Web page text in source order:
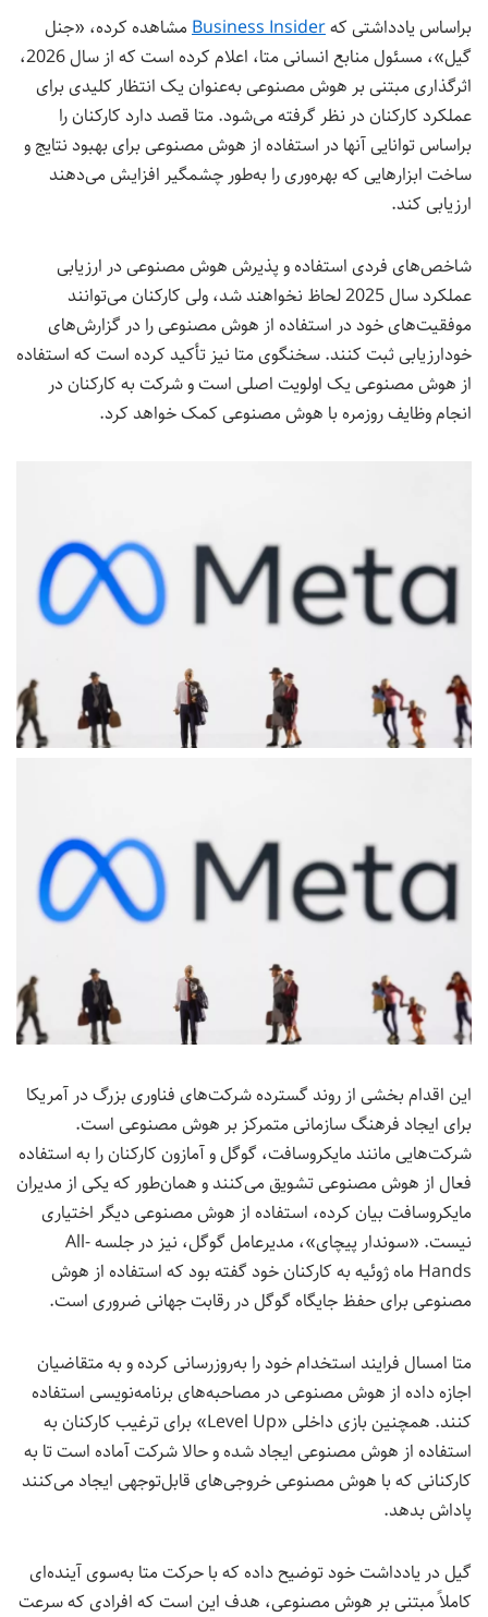
براساس یادداشتی کهBusiness Insider مشاهده کرده، «جنل
گیل»، مسئول منابع انسانی متا، اعلام کرده است که از سال 2026،
اثرگذاری مبتنی بر هوش مصنوعی به‌عنوان یک انتظار کلیدی برای
عملکرد کارکنان در نظر گرفته می‌شود. متا قصد دارد کارکنان را
براساس توانایی آنها در استفاده از هوش مصنوعی برای بهبود نتایج و
ساخت ابزارهایی که بهره‌وری را به‌طور چشمگیر افزایش می‌دهند
ارزیابی کند.
شاخص‌های فردی استفاده و پذیرش هوش مصنوعی در ارزیابی
عملکرد سال 2025 لحاظ نخواهند شد، ولی کارکنان می‌توانند
موفقیت‌های خود در استفاده از هوش مصنوعی را در گزارش‌های
خودارزیابی ثبت کنند. سخنگوی متا نیز تأکید کرده است که استفاده
از هوش مصنوعی یک اولویت اصلی است و شرکت به کارکنان در
انجام وظایف روزمره با هوش مصنوعی کمک خواهد کرد.
این اقدام بخشی از روند گسترده شرکت‌های فناوری بزرگ در آمریکا
برای ایجاد فرهنگ سازمانی متمرکز بر هوش مصنوعی است.
شرکت‌هایی مانند مایکروسافت، گوگل و آمازون کارکنان را به استفاده
فعال از هوش مصنوعی تشویق می‌کنند و همان‌طور که یکی از مدیران
مایکروسافت بیان کرده، استفاده از هوش مصنوعی دیگر اختیاری
نیست. «سوندار پیچای»، مدیرعامل گوگل، نیز در جلسه All-
Hands ماه ژوئیه به کارکنان خود گفته بود که استفاده از هوش
مصنوعی برای حفظ جایگاه گوگل در رقابت جهانی ضروری است.
متا امسال فرایند استخدام خود را به‌روزرسانی کرده و به متقاضیان
اجازه داده از هوش مصنوعی در مصاحبه‌های برنامه‌نویسی استفاده
کنند. همچنین بازی داخلی «Level Up» برای ترغیب کارکنان به
استفاده از هوش مصنوعی ایجاد شده و حالا شرکت آماده است تا به
کارکنانی که با هوش مصنوعی خروجی‌های قابل‌توجهی ایجاد می‌کنند
پاداش بدهد.
گیل در یادداشت خود توضیح داده که با حرکت متا به‌سوی آینده‌ای
کاملاً مبتنی بر هوش مصنوعی، هدف این است که افرادی که سرعت